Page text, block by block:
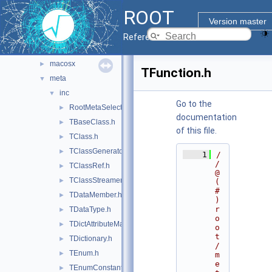
ROOT
Version master
Reference Guide
► dictgen
► foundation
► gui
► imt
► macosx
▼ meta
▼ inc
► RootMetaSelection.h
► TBaseClass.h
► TClass.h
► TClassGenerator.h
► TClassRef.h
► TClassStreamer.h
► TDataMember.h
► TDataType.h
► TDictAttributeMap.h
► TDictionary.h
► TEnum.h
► TEnumConstant.h
TFunction.h
Go to the
documentation
of this file.
    1
/
/
@
(
#
)
r
o
o
t
/
m
e